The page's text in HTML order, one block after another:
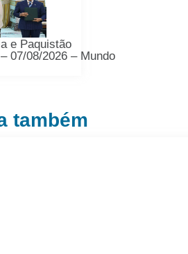
e Paquistão
07/08/2026 – Mundo
também